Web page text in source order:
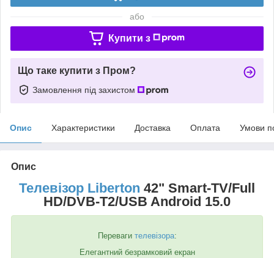
або
Купити з
Що таке купити з Пром?
Замовлення під захистом
Опис Характеристики Доставка Оплата Умови
Опис
Телевізор Liberton 42" Smart-TV/Full
HD/DVB-T2/USB Android 15.0
Переваги телевізора:
Елегантний безрамковий екран